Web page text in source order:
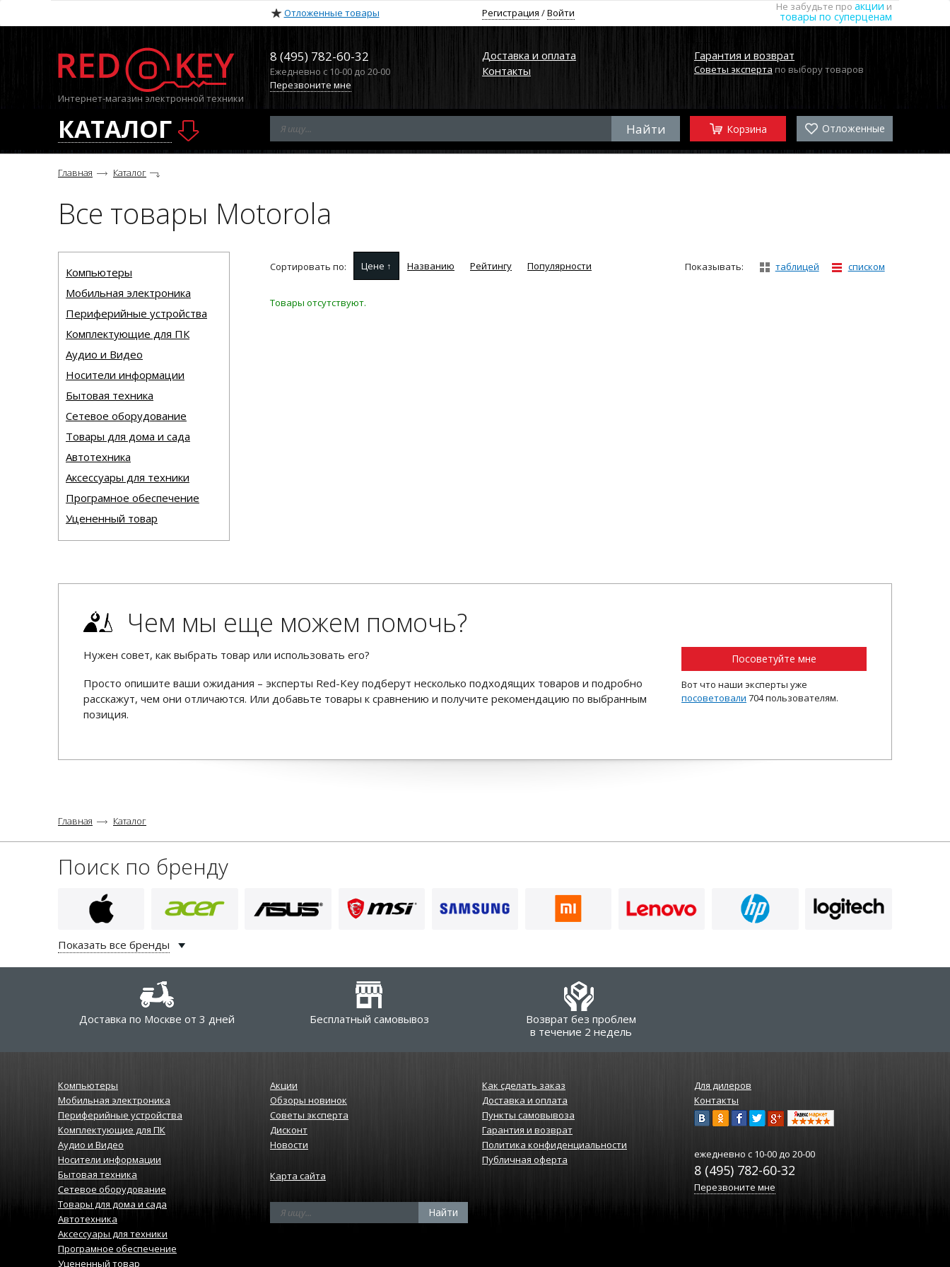
Отложенные товары Регистрация /Войти Не забудьте про акции и
товары по суперценам
Интернет-магазин электронной техники
8 (495) 782-60-32
Ежедневно с 10-00 до 20-00
Перезвоните мне
Доставка и оплата
Контакты
Гарантия и возврат
Советы эксперта по выбору товаров
КАТАЛОГ Корзина Отложенные
Главная Каталог
Все товары Motorola
Компьютеры
Мобильная электроника
Периферийные устройства
Комплектующие для ПК
Аудио и Видео
Носители информации
Бытовая техника
Сетевое оборудование
Товары для дома и сада
Автотехника
Аксессуары для техники
Програмное обеспечение
Уцененный товар
Сортировать по: Цене ↑ Названию Рейтингу Популярности Показывать: таблицей списком
Товары отсутствуют.
Чем мы еще можем помочь?
Нужен совет, как выбрать товар или использовать его?
Просто опишите ваши ожидания – эксперты Red-Key подберут несколько подходящих товаров и подробно
расскажут, чем они отличаются. Или добавьте товары к сравнению и получите рекомендацию по выбранным
позиция.
Посоветуйте мне
Вот что наши эксперты уже
посоветовали 704 пользователям.
Главная Каталог
Поиск по бренду
Показать все бренды
Доставка по Москве от 3 дней Бесплатный самовывоз
Возврат без проблем
в течение 2 недель
Компьютеры
Мобильная электроника
Периферийные устройства
Комплектующие для ПК
Аудио и Видео
Носители информации
Бытовая техника
Сетевое оборудование
Товары для дома и сада
Автотехника
Аксессуары для техники
Програмное обеспечение
Уцененный товар
Акции
Обзоры новинок
Советы эксперта
Дисконт
Новости
Карта сайта
Как сделать заказ
Доставка и оплата
Пункты самовывоза
Гарантия и возврат
Политика конфиденциальности
Публичная оферта
Для дилеров
Контакты
ежедневно с 10-00 до 20-00
8 (495) 782-60-32
Перезвоните мне